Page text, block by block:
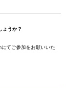
ょうか？
てご参加をお願いいた